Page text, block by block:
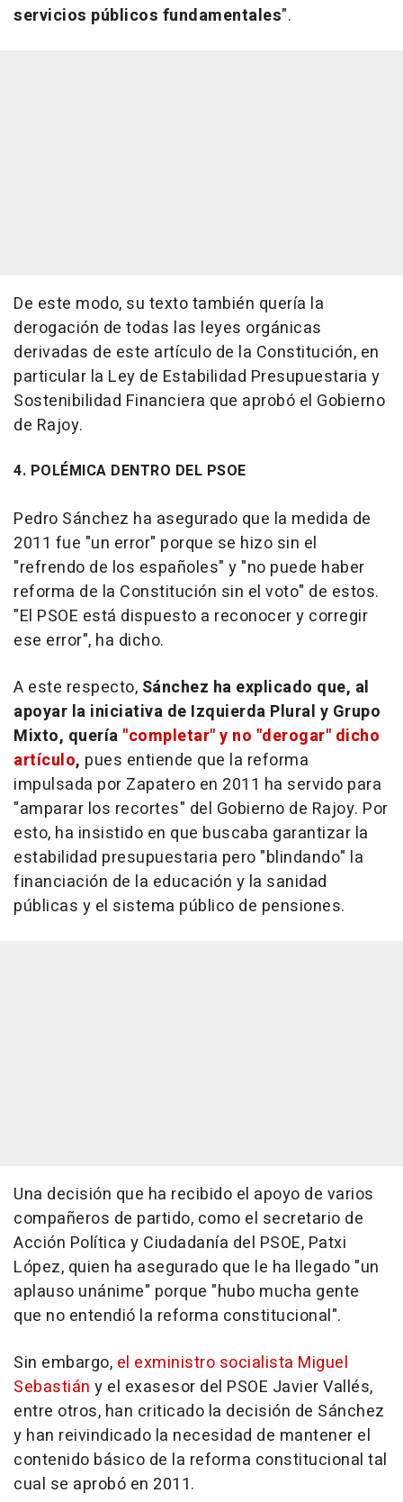
servicios públicos fundamentales".
De este modo, su texto también quería la
derogación de todas las leyes orgánicas
derivadas de este artículo de la Constitución, en
particular la Ley de Estabilidad Presupuestaria y
Sostenibilidad Financiera que aprobó el Gobierno
de Rajoy.
4. POLÉMICA DENTRO DEL PSOE
Pedro Sánchez ha asegurado que la medida de
2011 fue "un error" porque se hizo sin el
"refrendo de los españoles" y "no puede haber
reforma de la Constitución sin el voto" de estos.
"El PSOE está dispuesto a reconocer y corregir
ese error", ha dicho.
A este respecto, Sánchez ha explicado que, al
apoyar la iniciativa de Izquierda Plural y Grupo
Mixto, quería "completar" y no "derogar" dicho
artículo, pues entiende que la reforma
impulsada por Zapatero en 2011 ha servido para
"amparar los recortes" del Gobierno de Rajoy. Por
esto, ha insistido en que buscaba garantizar la
estabilidad presupuestaria pero "blindando" la
financiación de la educación y la sanidad
públicas y el sistema público de pensiones.
Una decisión que ha recibido el apoyo de varios
compañeros de partido, como el secretario de
Acción Política y Ciudadanía del PSOE, Patxi
López, quien ha asegurado que le ha llegado "un
aplauso unánime" porque "hubo mucha gente
que no entendió la reforma constitucional".
Sin embargo, el exministro socialista Miguel
Sebastián y el exasesor del PSOE Javier Vallés,
entre otros, han criticado la decisión de Sánchez
y han reivindicado la necesidad de mantener el
contenido básico de la reforma constitucional tal
cual se aprobó en 2011.